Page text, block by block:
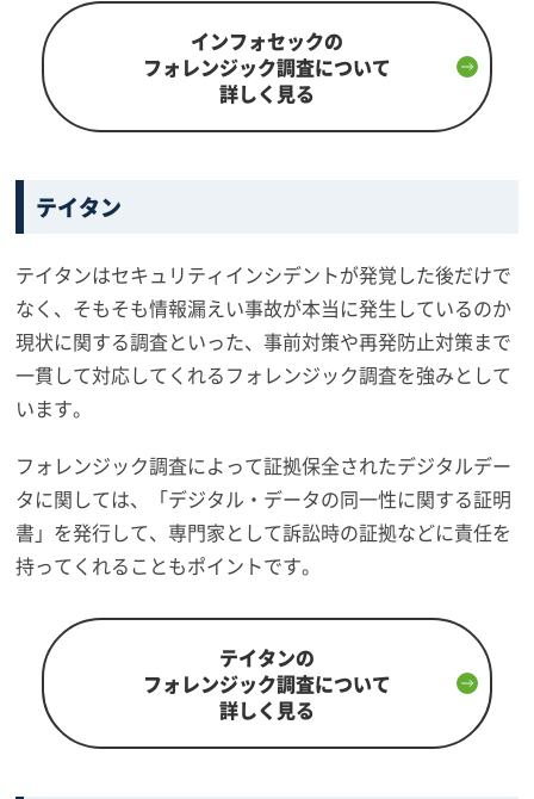
インフォセックの
フォレンジック調査について
詳しく見る
テイタン
テイタンはセキュリティインシデントが発覚した後だけで
なく、そもそも情報漏えい事故が本当に発生しているのか
現状に関する調査といった、事前対策や再発防止対策まで
一貫して対応してくれるフォレンジック調査を強みとして
います。
フォレンジック調査によって証拠保全されたデジタルデー
タに関しては、「デジタル・データの同一性に関する証明
書」を発行して、専門家として訴訟時の証拠などに責任を
持ってくれることもポイントです。
テイタンの
フォレンジック調査について
詳しく見る